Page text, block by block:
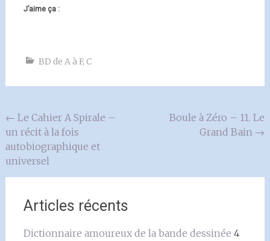
J’aime ça :
BD de A à F, C
Navigation
de
l'article
← Le Cahier A Spirale –
un récit à la fois
autobiographique et
universel
Boule à Zéro – 11. Le
Grand Bain →
Articles récents
Dictionnaire amoureux de la bande dessinée 4